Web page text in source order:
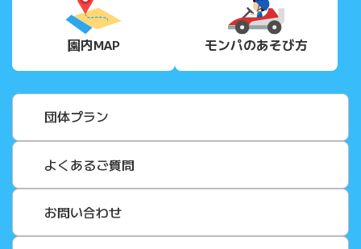
園内MAP モンパのあそび方
団体プラン
よくあるご質問
お問い合わせ